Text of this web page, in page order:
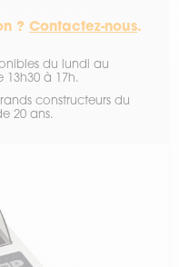
? Contactez-nous.
du lundi au
à 17h.
constructeurs du
20 ans.